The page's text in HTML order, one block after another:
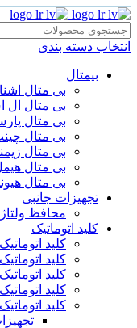
انتخاب دسته بندی
بیمتال
بی متال
بی متال ال
بی متال
بی متال
بی متال
بی متال
بی متال
تجهیزات جانبی
محافظ
کلید اتوماتیک
کلید
کلید
کلید
کلید
کلید